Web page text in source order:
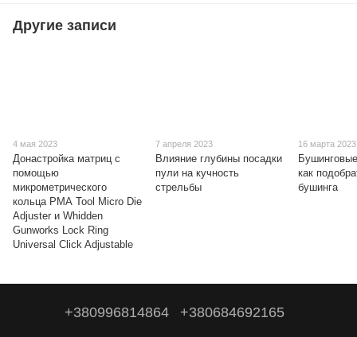
Другие записи
4 мая 2023
Донастройка матриц с
помощью
микрометрического
кольца РМА Tool Micro Die
Adjuster и Whidden
Gunworks Lock Ring
Universal Click Adjustable
7 апреля 2023
Влияние глубины посадки
пули на кучность
стрельбы
16 марта 2023
как
бушинга
+380996814864 +380684692165